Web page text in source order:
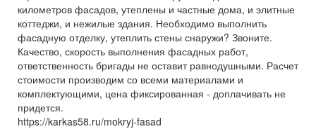
километров фасадов, утеплены и частные дома, и элитные
коттеджи, и нежилые здания. Необходимо выполнить
фасадную отделку, утеплить стены снаружи? Звоните.
Качество, скорость выполнения фасадных работ,
ответственность бригады не оставит равнодушными. Расчет
стоимости производим со всеми материалами и
комплектующими, цена фиксированная - доплачивать не
придется.
https://karkas58.ru/mokryj-fasad